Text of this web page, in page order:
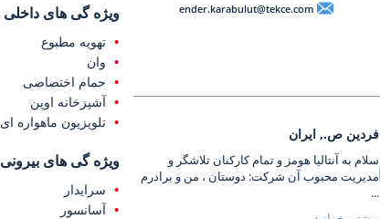
ویژه گی های داخلی
تهویه مطبوع
وان
حمام اختصاصی
آشپزخانه اوپن
تلویزیون ماهواره ای
ویژه گی های بیرونی
سرایدار
آسانسور
ender.karabulut@tekce.com
فردین ص., ایران
سلام به آنتالیا هومز و تمام کارکنان تلاشگر و
مدیریت محبوب آن شرکت: دوستان ، من و برادرم
...